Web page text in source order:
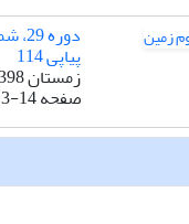
پیاپی 114
زمستان 1398
صفحه3-14